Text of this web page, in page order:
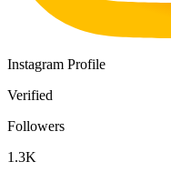
Instagram Profile
Verified
Followers
1.3K